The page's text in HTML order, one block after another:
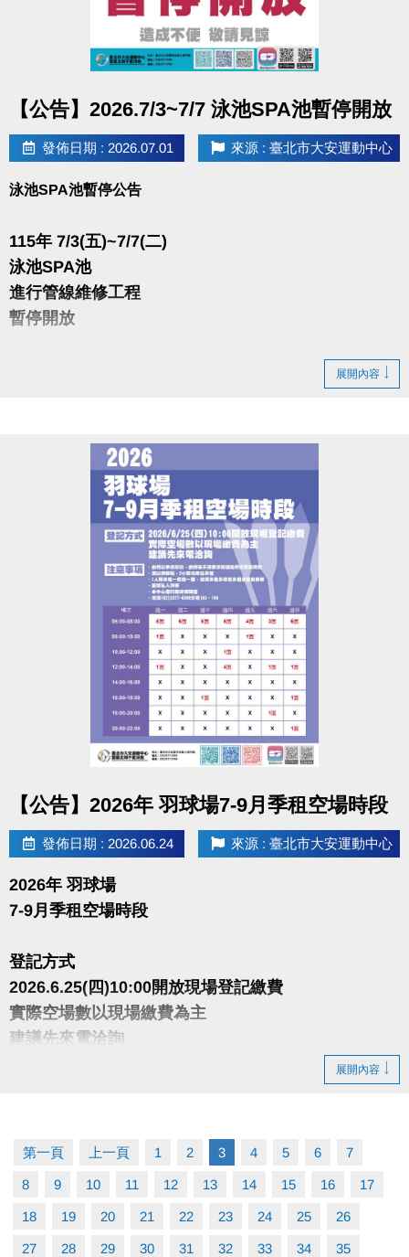
【公告】2026.7/3~7/7 泳池SPA池暫停開放
發佈日期 : 2026.07.01 來源 : 臺北市大安運動中心
泳池SPA池暫停公告
115年 7/3(五)~7/7(二)
泳池SPA池
進行管線維修工程
暫停開放
展開內容
【公告】2026年 羽球場7-9月季租空場時段
發佈日期 : 2026.06.24 來源 : 臺北市大安運動中心
2026年 羽球場
7-9月季租空場時段
登記方式
2026.6.25(四)10:00開放現場登記繳費
實際空場數以現場繳費為主
建議先來電洽詢
• 須以偶數點，2小時為單位承租
• 1人限承租一時段一面，如須承租多時段多面須重新
排隊
• 嚴禁私人教學
展開內容
第一頁 上一頁 1 2 3 4 5 6 7
8 9 10 11 12 13 14 15 16 17
18 19 20 21 22 23 24 25 26
27 28 29 30 31 32 33 34 35